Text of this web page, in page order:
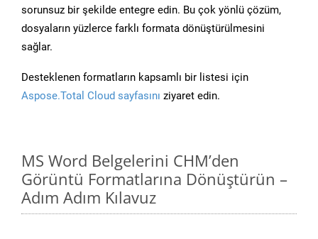
sorunsuz bir şekilde entegre edin. Bu çok yönlü çözüm,
dosyaların yüzlerce farklı formata dönüştürülmesini
sağlar.
Desteklenen formatların kapsamlı bir listesi için
Aspose.Total Cloud sayfasını ziyaret edin.
MS Word Belgelerini CHM’den
Görüntü Formatlarına Dönüştürün –
Adım Adım Kılavuz